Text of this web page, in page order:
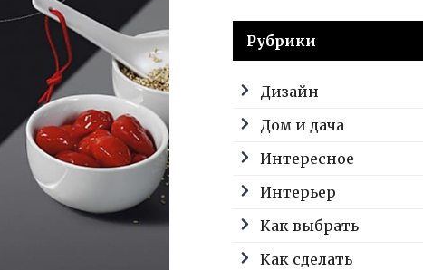
Рубрики
Дизайн
Дом и дача
Интересное
Интерьер
Как выбрать
Как сделать